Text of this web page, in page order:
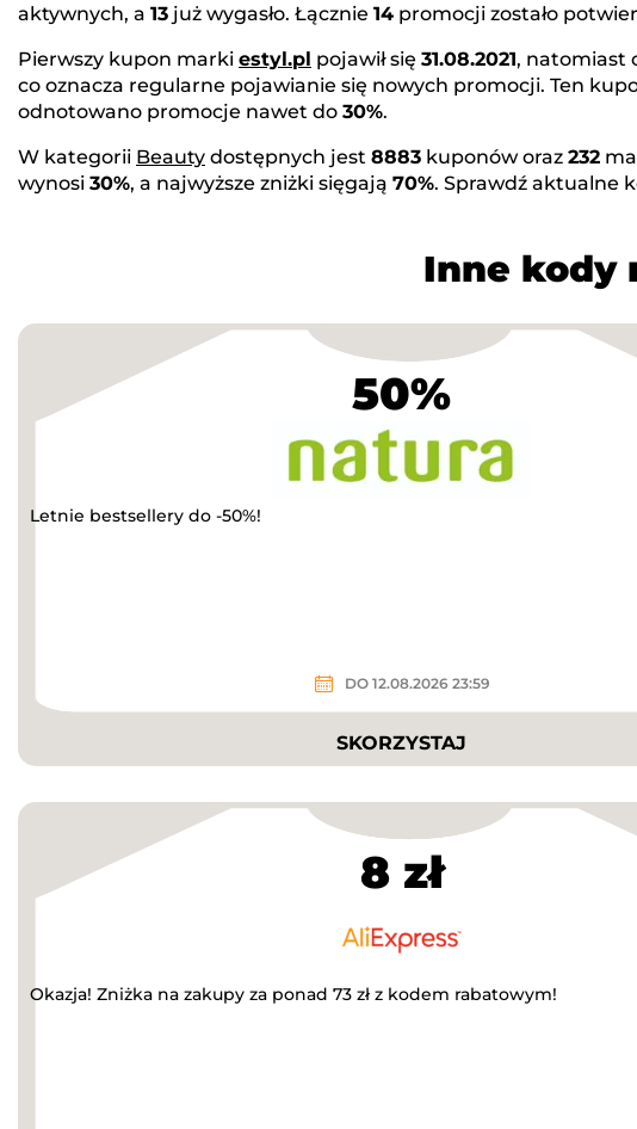
aktywnych, a 13 już wygasło. Łącznie 14 promocji zostało
Pierwszy kupon marki estyl.pl pojawił się 31.08.2021, natomiast
co oznacza regularne pojawianie się nowych promocji. Ten
odnotowano promocje nawet do 30%.
W kategorii Beauty dostępnych jest 8883 kuponów oraz 232
wynosi 30%, a najwyższe zniżki sięgają 70%. Sprawdź aktualne
Inne kody
50%
Letnie bestsellery do -50%!
DO 12.08.2026 23:59
SKORZYSTAJ
8 zł
Okazja! Zniżka na zakupy za ponad 73 zł z kodem rabatowym!